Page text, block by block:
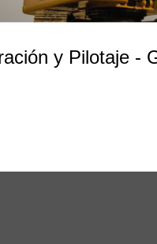
y Pilotaje -